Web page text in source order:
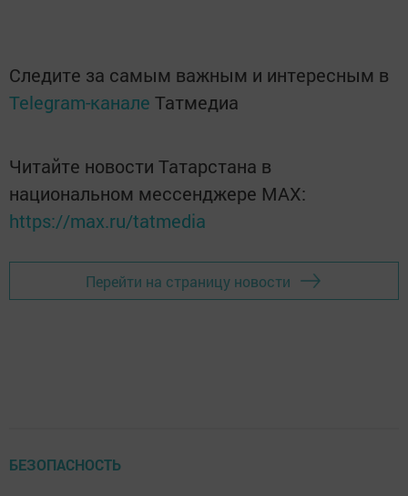
Следите за самым важным и интересным в
Telegram-канале Татмедиа
Читайте новости Татарстана в
национальном мессенджере MАХ:
https://max.ru/tatmedia
Перейти на страницу новости
БЕЗОПАСНОСТЬ